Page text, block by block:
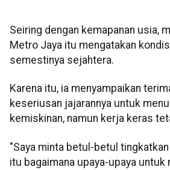
Seiring dengan kemapanan usia,
Metro Jaya itu mengatakan
semestinya sejahtera.
Karena itu, ia menyampaikan
keseriusan jajarannya untuk
kemiskinan, namun kerja keras
"Saya minta betul-betul tingkatkan
itu bagaimana upaya-upaya untuk